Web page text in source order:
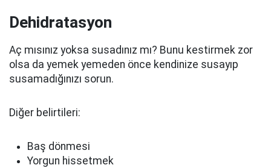
Dehidratasyon
Aç mısınız yoksa susadınız mı? Bunu kestirmek zor
olsa da yemek yemeden önce kendinize susayıp
susamadığınızı sorun.
Diğer belirtileri:
Baş dönmesi
Yorgun hissetmek